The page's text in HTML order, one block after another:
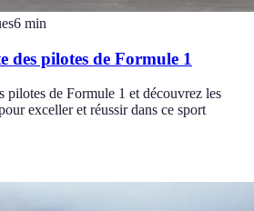
6 min
des pilotes de Formule 1
pilotes de Formule 1 et découvrez les
exceller et réussir dans ce sport